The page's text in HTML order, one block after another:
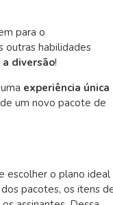
para o
outras habilidades
diversão!
experiência única
um novo pacote de
escolher o plano ideal
pacotes, os itens